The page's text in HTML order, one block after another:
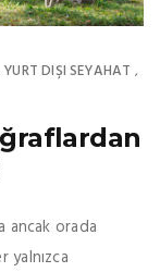
YURT DIŞI SEYAHAT ,
ancak orada
yalnızca